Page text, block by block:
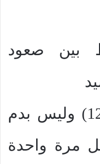
بين صعود
المسيح (عب 9: 12) وليس بدم
مرة واحدة